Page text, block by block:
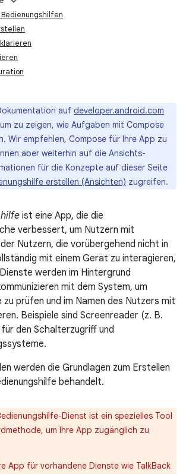
auf developer.android.com
zu zeigen, wie Aufgaben mit Compose
Wir empfehlen, Compose für Ihre App zu
aber weiterhin auf die Ansichts-
für die Konzepte auf dieser Seite
erstellen (Ansichten) zugreifen.
ist eine App, die die
verbessert, um Nutzern mit
Nutzern, die vorübergehend nicht in
mit einem Gerät zu interagieren,
werden im Hintergrund
mit dem System, um
zu prüfen und im Namen des Nutzers mit
Beispiele sind Screenreader (z. B.
den Schalterzugriff und
werden die Grundlagen zum Erstellen
behandelt.
Dienst ist ein spezielles Tool
um Ihre App zugänglich zu
App für vorhandene Dienste wie TalkBack